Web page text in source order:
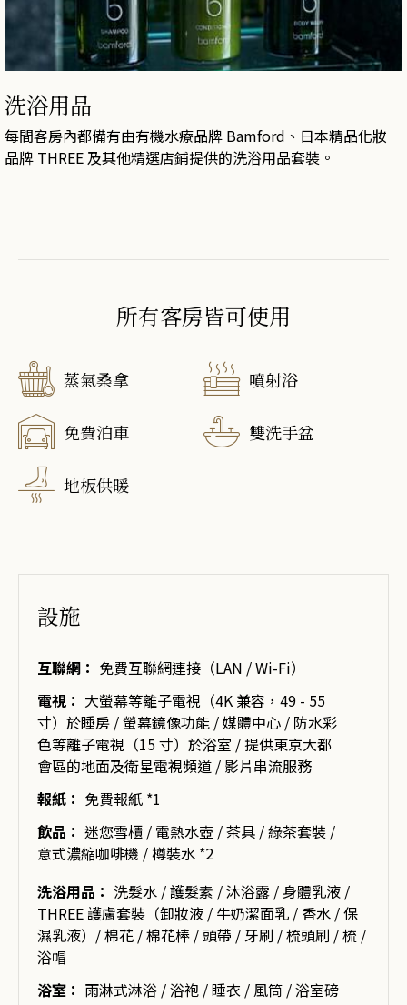
洗浴用品
每間客房內都備有由有機水療品牌 Bamford、日本精品化妝
品牌 THREE 及其他精選店鋪提供的洗浴用品套裝。
所有客房皆可使用
蒸氣桑拿 噴射浴
免費泊車 雙洗手盆
地板供暖
設施
互聯網： 免費互聯網連接（LAN / Wi-Fi）
電視： 大螢幕等離子電視（4K 兼容，49 - 55
寸）於睡房 / 螢幕鏡像功能 / 媒體中心 / 防水彩
色等離子電視（15 寸）於浴室 / 提供東京大都
會區的地面及衛星電視頻道 / 影片串流服務
報紙： 免費報紙 *1
飲品： 迷您雪櫃 / 電熱水壺 / 茶具 / 綠茶套裝 /
意式濃縮咖啡機 / 樽裝水 *2
洗浴用品： 洗髮水 / 護髮素 / 沐浴露 / 身體乳液 /
THREE 護膚套裝（卸妝液 / 牛奶潔面乳 / 香水 / 保
濕乳液）/ 棉花 / 棉花棒 / 頭帶 / 牙刷 / 梳頭刷 / 梳 /
浴帽
浴室： 雨淋式淋浴 / 浴袍 / 睡衣 / 風筒 / 浴室磅